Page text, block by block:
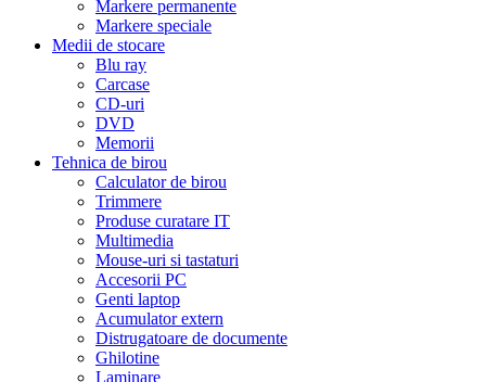
Markere permanente
Markere speciale
Medii de stocare
Blu ray
Carcase
CD-uri
DVD
Memorii
Tehnica de birou
Calculator de birou
Trimmere
Produse curatare IT
Multimedia
Mouse-uri si tastaturi
Accesorii PC
Genti laptop
Acumulator extern
Distrugatoare de documente
Ghilotine
Laminare